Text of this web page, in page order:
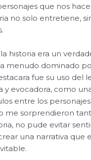
que nos
no solo entretiene,
historia era un
menudo dominado
fue su uso del
y evocadora, como
entre los
me sorprendieron
no pude evitar
una narrativa que